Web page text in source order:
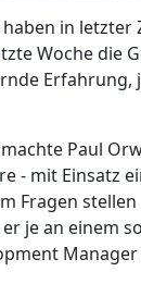
in
Woche die
Erfahrung,
Paul
- mit Einsatz
Fragen
je an einem